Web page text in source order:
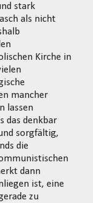
stark
als nicht
Kirche in
mancher
lassen
das denkbar
sorgfältig,
die
dann
ist, eine
zu